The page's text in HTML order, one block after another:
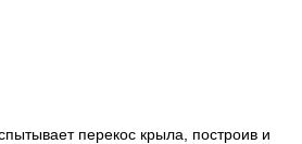
перекос крыла, построив и